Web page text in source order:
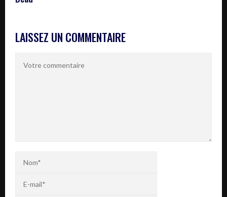
LAISSEZ UN COMMENTAIRE